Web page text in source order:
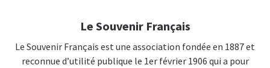
Le Souvenir Français
Le Souvenir Français est une association fondée en 1887 et
reconnue d’utilité publique le 1er février 1906 qui a pour